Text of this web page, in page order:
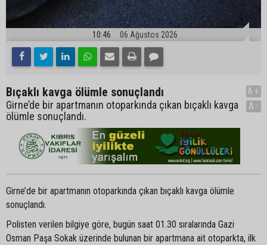
10:46 06 Ağustos 2026
Bıçaklı kavga ölümle sonuçlandı
Girne’de bir apartmanın otoparkında çıkan bıçaklı kavga
ölümle sonuçlandı.
A+
A-
Girne’de bir apartmanın otoparkında çıkan bıçaklı kavga ölümle
sonuçlandı.
Polisten verilen bilgiye göre, bugün saat 01.30 sıralarında Gazi
Osman Paşa Sokak üzerinde bulunan bir apartmana ait otoparkta, ilk